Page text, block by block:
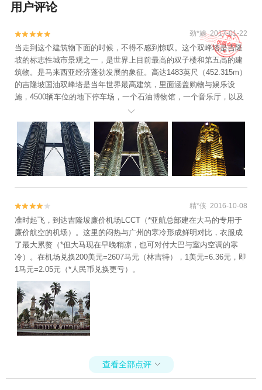
用户评论

 劲*娘 2017-01-22
当走到这个建筑物下面的时候，不得不感到惊叹。这个双峰塔是吉隆
坡的标志性城市景观之一，是世界上目前最高的双子楼和第五高的建
筑物。是马来西亚经济蓬勃发展的象征。高达1483英尺（452.315m）
的吉隆坡国油双峰塔是当年世界最高建筑，里面涵盖购物与娱乐设
施，4500辆车位的地下停车场，一个石油博物馆，一个音乐厅，以及
一个多媒体会议中心。 夜幕降临，灯火辉煌，给这座建筑披上了一层
神秘的外衣。双子塔斜对面的是一个散发着光芒的酒店，两栋宏伟的
建筑遥遥相望，吸引了无数的游客！


 精*侠 2016-10-08
准时起飞，到达吉隆坡廉价机场LCCT（*亚航总部建在大马的专用于
廉价航空的机场）。这里的闷热与广州的寒冷形成鲜明对比，衣服成
了最大累赘（*但大马现在早晚稍凉，也可对付大巴与室内空调的寒
冷）。在机场兑换200美元=2607马元（林吉特），1美元=6.36元，即
1马元=2.05元（*人民币兑换更亏）。
查看全部点评 